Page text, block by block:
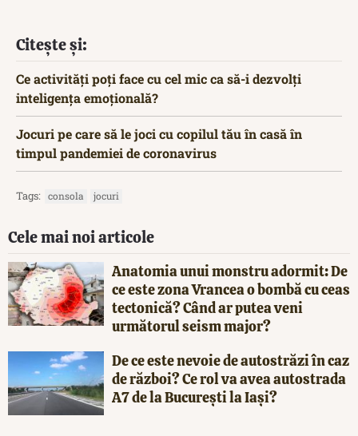
Citește și:
Ce activități poți face cu cel mic ca să-i dezvolți
inteligența emoțională?
Jocuri pe care să le joci cu copilul tău în casă în
timpul pandemiei de coronavirus
Tags: consola jocuri
Cele mai noi articole
Anatomia unui monstru adormit: De
ce este zona Vrancea o bombă cu ceas
tectonică? Când ar putea veni
următorul seism major?
De ce este nevoie de autostrăzi în caz
de război? Ce rol va avea autostrada
A7 de la București la Iași?